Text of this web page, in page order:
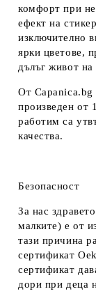
комфорт при
ефект на
изключително
ярки цветове,
дълъг живот на
От Capanica.bg
произведен от
работим са
качества.
Безопасност
За нас
малките) е от
тази причина
сертификат
сертификат
дори при деца